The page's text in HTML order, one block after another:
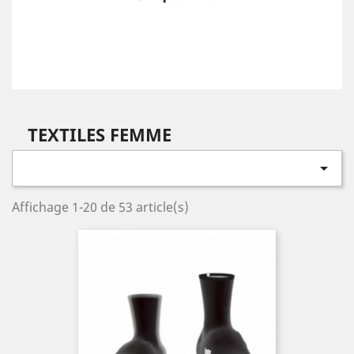
TEXTILES FEMME

Affichage 1-20 de 53 article(s)